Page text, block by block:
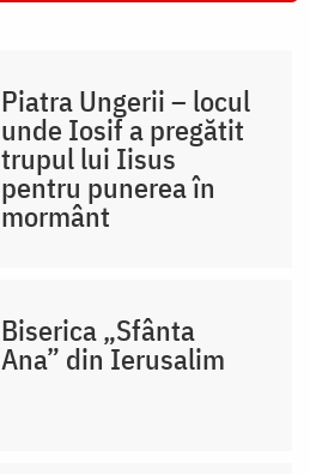
Piatra Ungerii – locul
unde Iosif a pregătit
trupul lui Iisus
pentru punerea în
mormânt
Biserica „Sfânta
Ana” din Ierusalim